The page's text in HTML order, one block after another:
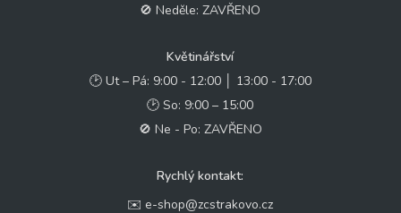
🚫 Neděle: ZAVŘENO
Květinářství
🕑 Ut – Pá: 9:00 - 12:00 │ 13:00 - 17:00
🕑 So: 9:00 – 15:00
🚫 Ne - Po: ZAVŘENO
Rychlý kontakt:
✉️ e-shop@zcstrakovo.cz